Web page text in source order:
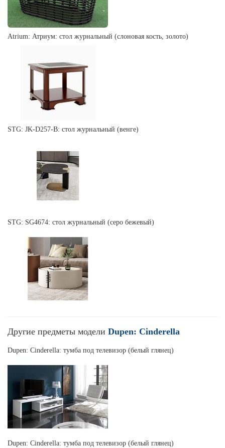
Atrium: Атриум: стол журнальный (слоновая кость, золото)
STG: JK-D257-B: стол журнальный (венге)
STG: SG4674: стол журнальный (серо бежевый)
Другие предметы модели Dupen: Cinderella
Dupen: Cinderella: тумба под телевизор (белый глянец)
Dupen: Cinderella: тумба под телевизор (белый глянец)